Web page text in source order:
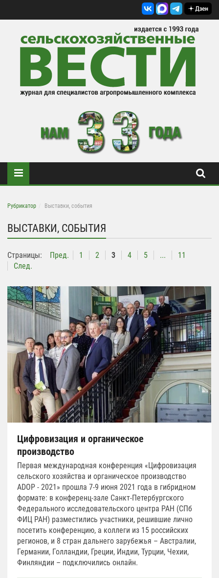
Рубрикатор Выставки, события
ВЫСТАВКИ, СОБЫТИЯ
Страницы: Пред. 1 2 3 4 5 ...
11
След.
Цифровизация и органическое
производство
Первая международная конференция «Цифровизация
сельского хозяйства и органическое производство
ADOP - 2021» прошла 7-9 июня 2021 года в гибридном
формате: в конференц-зале Санкт-Петербургского
Федерального исследовательского центра РАН (СПб
ФИЦ РАН) разместились участники, решившие лично
посетить конференцию, а коллеги из 15 российских
регионов, и 8 стран дальнего зарубежья – Австралии,
Германии, Голландии, Греции, Индии, Турции, Чехии,
Финляндии – подключились онлайн.